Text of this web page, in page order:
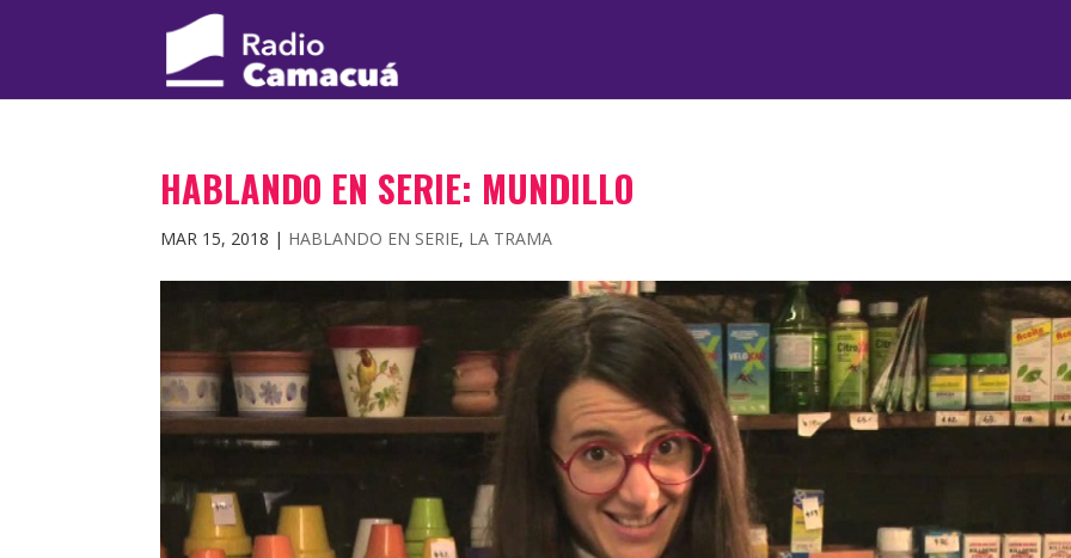
HABLANDO EN SERIE: MUNDILLO
MAR 15, 2018 | HABLANDO EN SERIE, LA TRAMA